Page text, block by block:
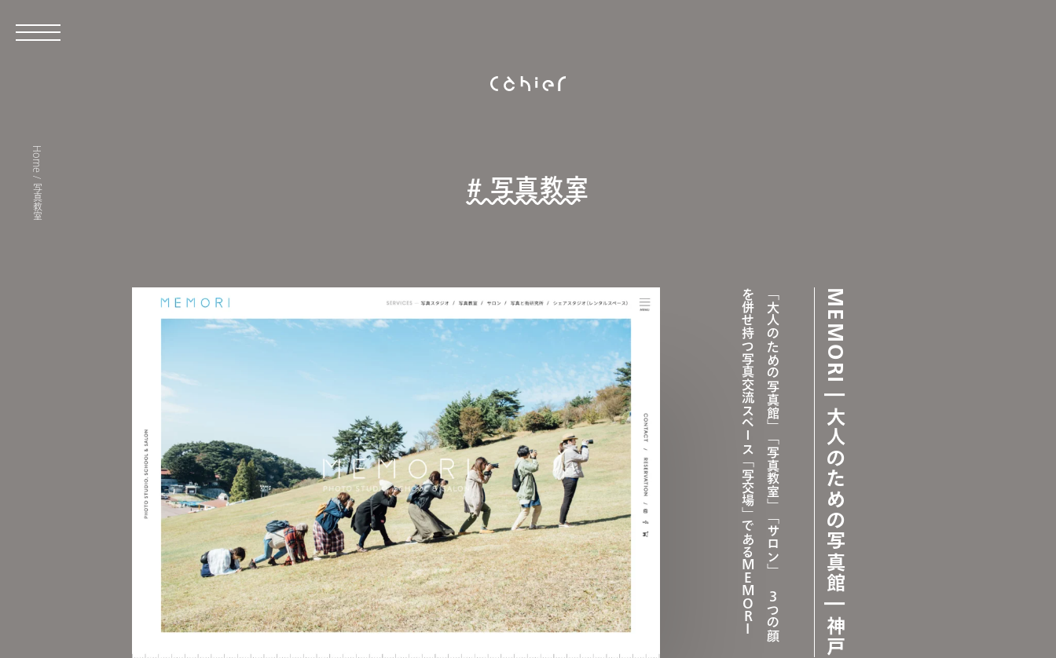
Home
/
写真教室 # 写真教室
MEMORI | 大人のための写真館 | 神戸
「
大
人
の
た
め
の
写
真
館
」
「
写
真
教
室
」
「
サ
ロ
ン
」
３
つ
の
顔
を
併
せ
持
つ
写
真
交
流
ス
ペ
ー
ス
「
写
交
場
」
で
あ
る
M
E
M
O
R
I